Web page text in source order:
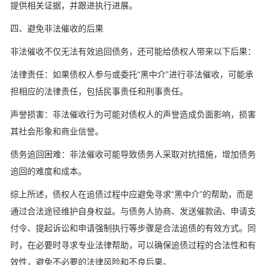
提供相关证据，并跟进执行进展。
四、避免非法催收的后果
非法催收不仅无法有效追回债务，还可能给债权人带来以下后果：
法律责任：如果债权人参与或委托“黑中介”进行非法催收，可能承
担相应的法律责任，包括民事责任和刑事责任。
声誉损害：非法催收行为可能对债权人的声誉造成负面影响，损害
其社会形象和商业信誉。
债务追回困难：非法催收可能导致债务人采取对抗措施，增加债务
追回的难度和成本。
综上所述，债权人在追债过程中应避免寻求“黑中介”的帮助，而是
通过合法途径维护自身权益。与债务人协商、发送催款函、申请支
付令、提起诉讼和申请强制执行等步骤是合法追债的有效方式。同
时，在必要时寻求专业法律帮助，可以确保追债过程的合法性和有
效性，避免不必要的法律风险和不良后果。